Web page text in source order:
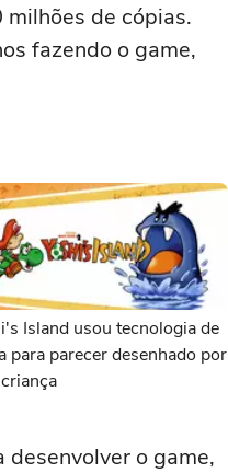
de cópias.
fazendo o game,
Island usou tecnologia de
para parecer desenhado por
desenvolver o game,